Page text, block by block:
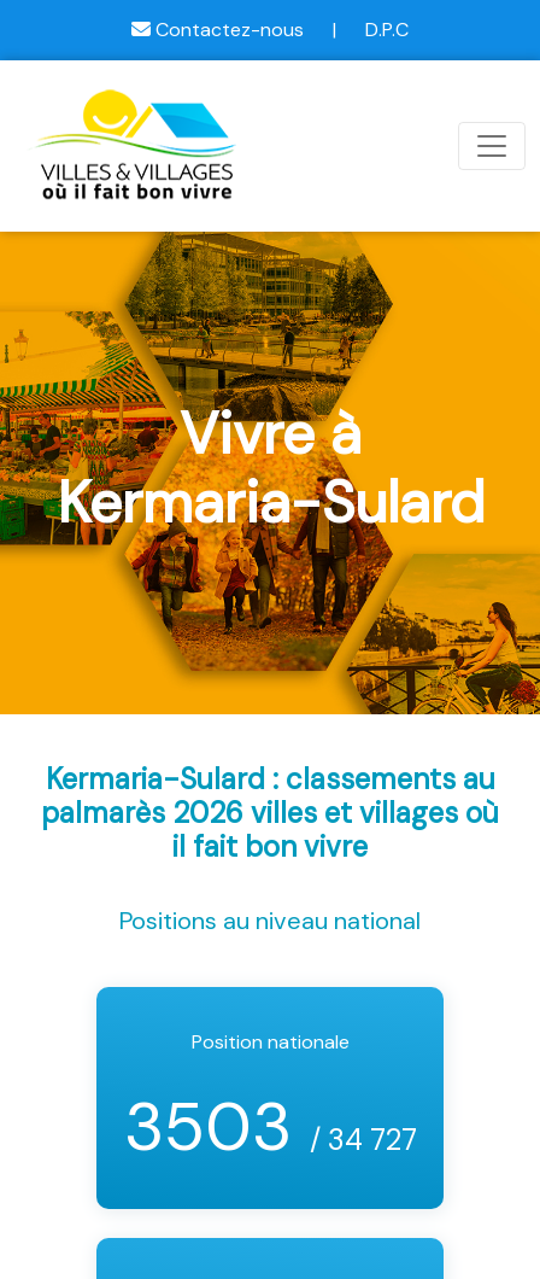
Contactez-nous | D.P.C
Vivre à
Kermaria-Sulard
Kermaria-Sulard : classements au
palmarès 2026 villes et villages où
il fait bon vivre
Positions au niveau national
Position nationale
3503 / 34 727